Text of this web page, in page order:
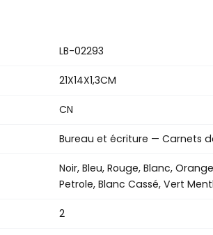
LB-02293
21X14X1,3CM
CN
Bureau et écriture — Carnets
Noir, Bleu, Rouge, Blanc,
Petrole, Blanc Cassé, Vert
2